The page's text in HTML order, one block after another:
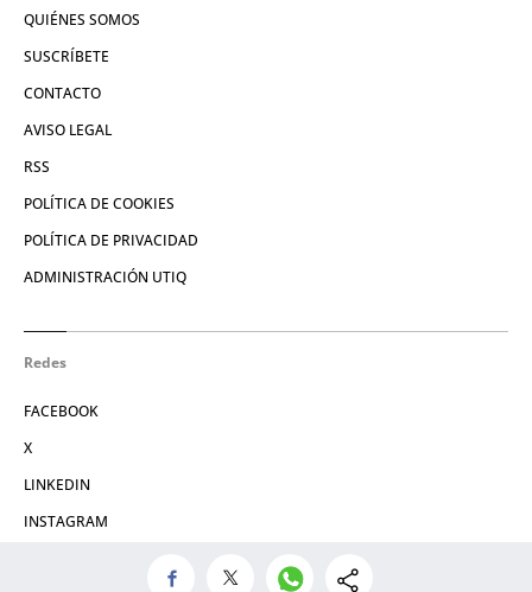
QUIÉNES SOMOS
SUSCRÍBETE
CONTACTO
AVISO LEGAL
RSS
POLÍTICA DE COOKIES
POLÍTICA DE PRIVACIDAD
ADMINISTRACIÓN UTIQ
Redes
FACEBOOK
X
LINKEDIN
INSTAGRAM